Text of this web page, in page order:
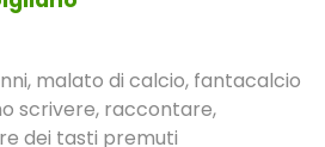
malato di calcio, fantacalcio
scrivere, raccontare,
dei tasti premuti